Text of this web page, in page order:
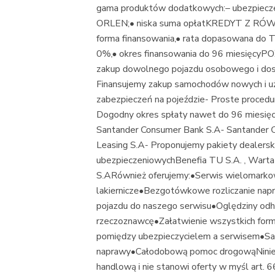
gama produktów dodatkowych:–
ORLEN;• niska suma opłatKREDYT Z
forma finansowania,• rata dopasowana do
0%,• okres finansowania do 96
zakup dowolnego pojazdu osobowego i
Finansujemy zakup samochodów nowych i
zabezpieczeń na pojeździe- Proste
Dogodny okres spłaty nawet do 96
Santander Consumer Bank S.A-
Leasing S.A- Proponujemy pakiety
ubezpieczeniowychBenefia TU S.A. ,
S.ARównież oferujemy:•Serwis
lakiernicze•Bezgotówkowe rozliczanie
pojazdu do naszego serwisu•Oględziny
rzeczoznawcę•Załatwienie wszystkich
pomiędzy ubezpieczycielem a
naprawy•Całodobową pomoc
handlową i nie stanowi oferty w myśl art.